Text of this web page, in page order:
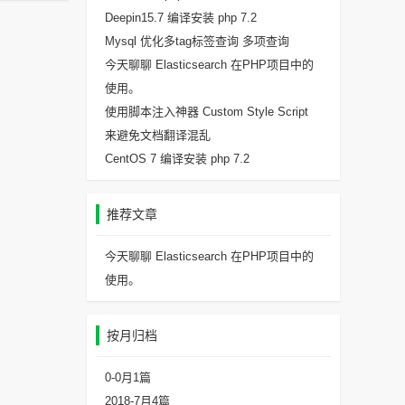
Deepin15.7 编译安装 php 7.2
Mysql 优化多tag标签查询 多项查询
今天聊聊 Elasticsearch 在PHP项目中的
使用。
使用脚本注入神器 Custom Style Script
来避免文档翻译混乱
CentOS 7 编译安装 php 7.2
推荐文章
今天聊聊 Elasticsearch 在PHP项目中的
使用。
按月归档
0-0月 1篇
2018-7月 4篇